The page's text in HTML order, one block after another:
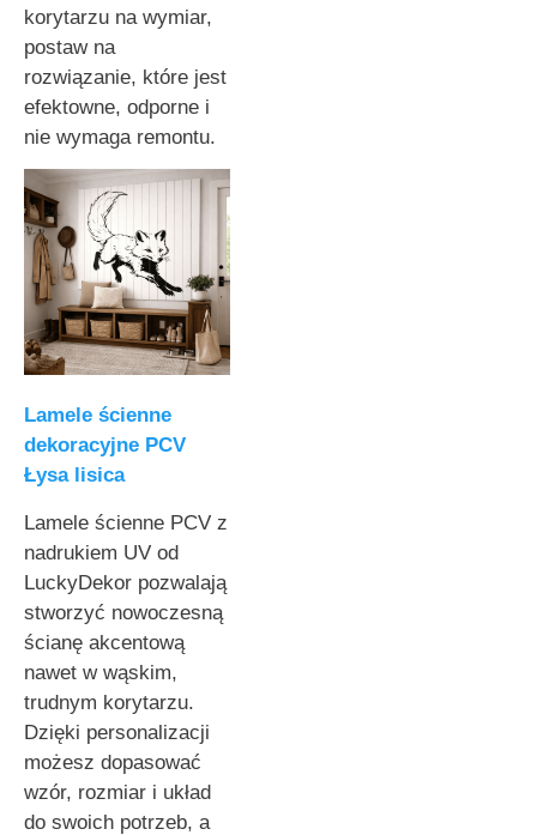
korytarzu na wymiar,
postaw na
rozwiązanie, które jest
efektowne, odporne i
nie wymaga remontu.
Lamele ścienne
dekoracyjne PCV
Łysa lisica
Lamele ścienne PCV z
nadrukiem UV od
LuckyDekor pozwalają
stworzyć nowoczesną
ścianę akcentową
nawet w wąskim,
trudnym korytarzu.
Dzięki personalizacji
możesz dopasować
wzór, rozmiar i układ
do swoich potrzeb, a